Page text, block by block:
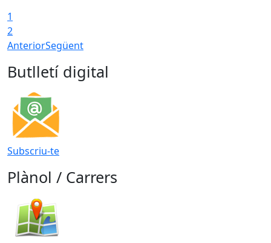
1
2
AnteriorSegüent
Butlletí digital
Subscriu-te
Plànol / Carrers